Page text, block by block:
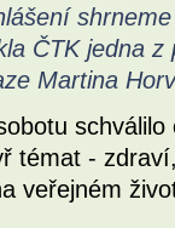
ČTK jedna
Martina
témat -
veřejném